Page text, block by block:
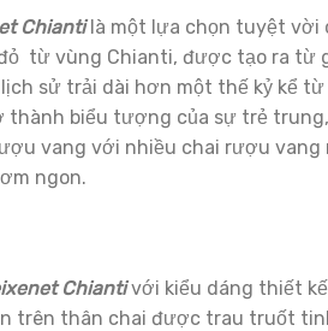
Chiantilà một lựa chọn tuyệt vời
từ vùng Chianti, được tạo ra từ
sử trải dài hơn một thế kỷ kể
biểu tượng của sự trẻ
vang với nhiều chai rượu
ngon.
Chiantivới kiểu dáng thiết
trên thân chai được trau truốt